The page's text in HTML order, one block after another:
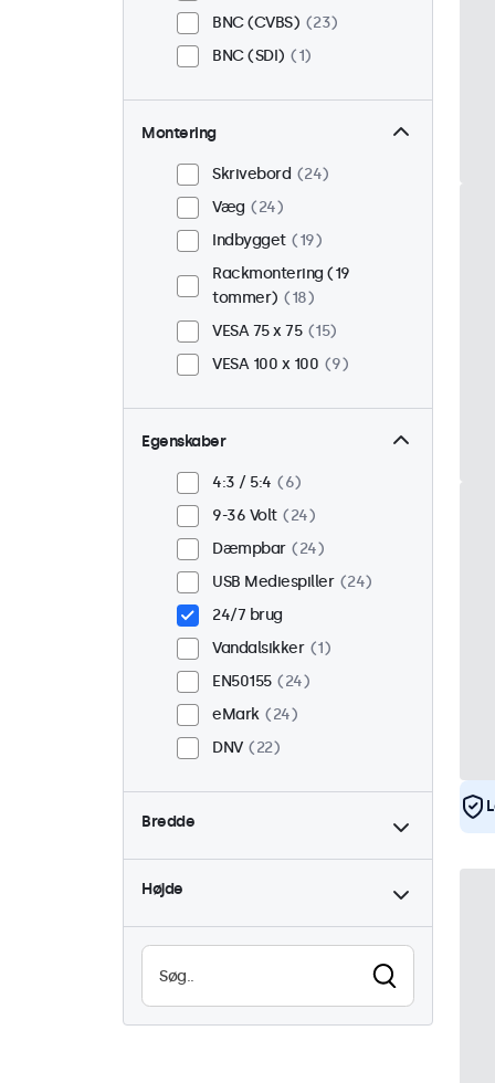
BNC (CVBS)
23
BNC (SDI)
1
Montering
Skrivebord
24
Væg
24
Indbygget
19
Rackmontering (19
tommer)
18
VESA 75 x 75
15
VESA 100 x 100
9
Egenskaber
4:3 / 5:4
6
9-36 Volt
24
Dæmpbar
24
USB Mediespiller
24
24/7 brug
Vandalsikker
1
EN50155
24
eMark
24
DNV
22
Bredde
Højde